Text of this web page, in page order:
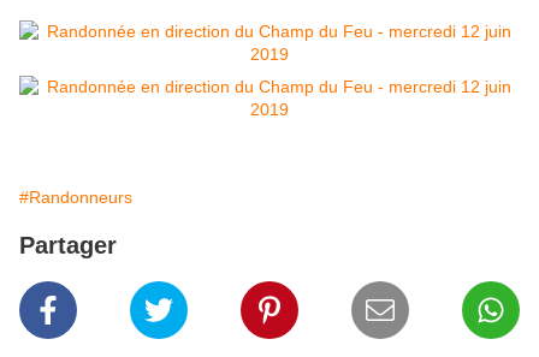
#Randonneurs
Partager